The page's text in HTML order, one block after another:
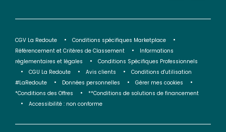
CGV La Redoute
Conditions spécifiques Marketplace
Référencement et Critères de Classement
Informations
réglementaires et légales
Conditions Spécifiques Professionnels
CGU La Redoute
Avis clients
Conditions d'utilisation
#LaRedoute
Données personnelles
Gérer mes cookies
*Conditions des Offres
**Conditions de solutions de financement
Accessibilité : non conforme